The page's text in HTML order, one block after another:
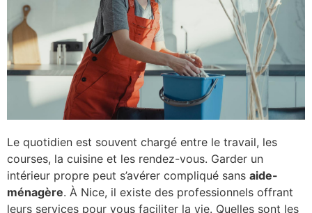
Le quotidien est souvent chargé entre le travail, les
courses, la cuisine et les rendez-vous. Garder un
intérieur propre peut s’avérer compliqué sans aide-
ménagère. À Nice, il existe des professionnels offrant
leurs services pour vous faciliter la vie. Quelles sont les